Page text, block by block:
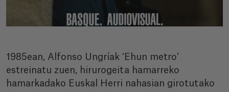
1985ean, Alfonso Ungríak ‘Ehun metro’
estreinatu zuen, hirurogeita hamarreko
hamarkadako Euskal Herri nahasian girotutako